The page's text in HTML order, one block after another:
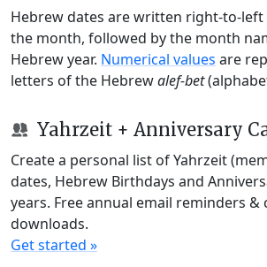
Hebrew dates are written right-to-
the month, followed by the month
Hebrew year. Numerical values are
letters of the Hebrewalef-bet
Yahrzeit + Anniversary
Create a personal list of Yahrzeit
dates, Hebrew Birthdays and
years. Free annual email reminders &
downloads.
Get started »